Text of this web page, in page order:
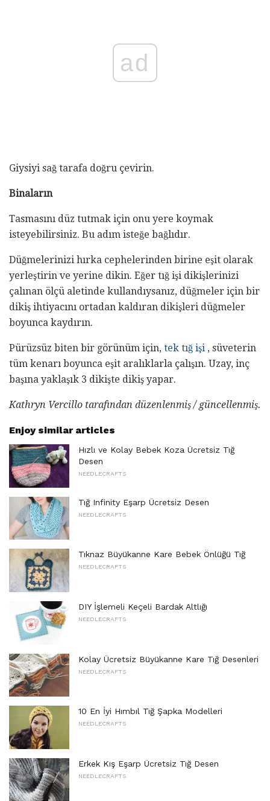
ad
Giysiyi sağ tarafa doğru çevirin.
Binaların
Tasmasını düz tutmak için onu yere koymak
isteyebilirsiniz. Bu adım isteğe bağlıdır.
Düğmelerinizi hırka cephelerinden birine eşit olarak
yerleştirin ve yerine dikin. Eğer tığ işi dikişlerinizi
çalınan ölçü aletinde kullandıysanız, düğmeler için bir
dikiş ihtiyacını ortadan kaldıran dikişleri düğmeler
boyunca kaydırın.
Pürüzsüz biten bir görünüm için, tek tığ işi , süveterin
tüm kenarı boyunca eşit aralıklarla çalışın. Uzay, inç
başına yaklaşık 3 dikişte dikiş yapar.
Kathryn Vercillo tarafından düzenlenmiş / güncellenmiş.
Enjoy similar articles
Hızlı ve Kolay Bebek Koza Ücretsiz Tığ
Desen
NEEDLECRAFTS
Tığ Infinity Eşarp Ücretsiz Desen
NEEDLECRAFTS
Tıknaz Büyükanne Kare Bebek Önlüğü Tığ
NEEDLECRAFTS
DIY İşlemeli Keçeli Bardak Altlığı
NEEDLECRAFTS
Kolay Ücretsiz Büyükanne Kare Tığ Desenleri
NEEDLECRAFTS
10 En İyi Hımbıl Tığ Şapka Modelleri
NEEDLECRAFTS
Erkek Kış Eşarp Ücretsiz Tığ Desen
NEEDLECRAFTS